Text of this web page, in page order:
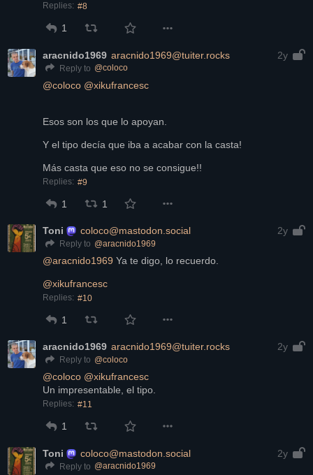
Replies: #8
1
aracnido1969 aracnido1969@tuiter.rocks 2y
Reply to @coloco
@coloco @xikufrancesc
Esos son los que lo apoyan.
Y el tipo decía que iba a acabar con la casta!
Más casta que eso no se consigue!!
Replies: #9
1 1
Toni coloco@mastodon.social 2y
Reply to @aracnido1969
@aracnido1969 Ya te digo, lo recuerdo.
@xikufrancesc
Replies: #10
1
aracnido1969 aracnido1969@tuiter.rocks 2y
Reply to @coloco
@coloco @xikufrancesc
Un impresentable, el tipo.
Replies: #11
1
Toni coloco@mastodon.social 2y
Reply to @aracnido1969